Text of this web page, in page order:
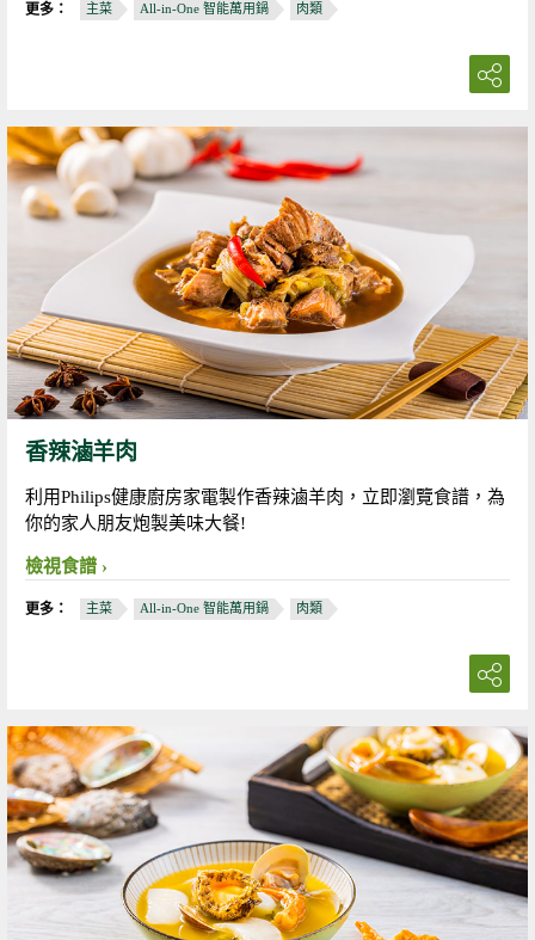
更多： 主菜 All-in-One 智能萬用鍋 肉類
香辣滷羊肉
利用Philips健康廚房家電製作香辣滷羊肉，立即瀏覽食譜，為
你的家人朋友炮製美味大餐!
檢視食譜
更多： 主菜 All-in-One 智能萬用鍋 肉類